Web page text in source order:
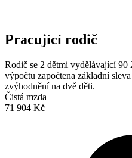
Pracující rodič
Rodič se 2 dětmi vydělávající 90
výpočtu započtena základní
zvýhodnění na dvě děti.
Čistá mzda
71 904 Kč